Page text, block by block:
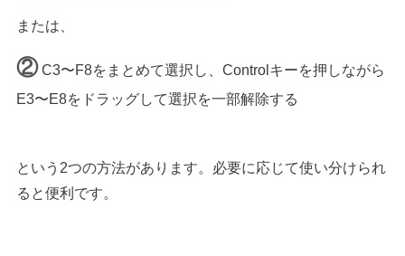
または、
②C3〜F8をまとめて選択し、Controlキーを押しながら
E3〜E8をドラッグして選択を一部解除する
という2つの方法があります。必要に応じて使い分けられ
ると便利です。